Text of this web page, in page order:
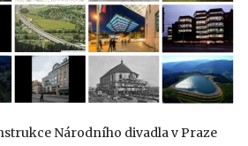
Národního divadla v Praze